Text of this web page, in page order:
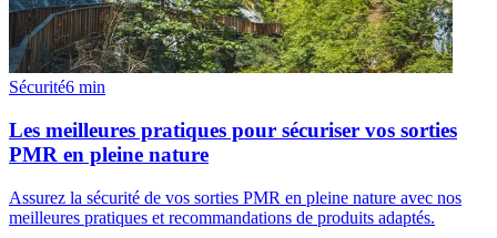
Sécurité6 min
Les meilleures pratiques pour sécuriser vos sorties
PMR en pleine nature
Assurez la sécurité de vos sorties PMR en pleine nature avec nos
meilleures pratiques et recommandations de produits adaptés.